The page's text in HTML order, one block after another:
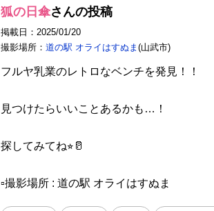
狐の日傘さんの投稿
掲載日：2025/01/20
撮影場所： 道の駅 オライはすぬま (山武市)
フルヤ乳業のレトロなベンチを発見！！
見つけたらいいことあるかも…！
探してみてね⭐︎🥛
▫️撮影場所 : 道の駅 オライはすぬま